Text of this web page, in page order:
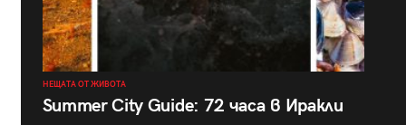
НЕЩАТА ОТ ЖИВОТА
Summer City Guide: 72 часа в Иракли